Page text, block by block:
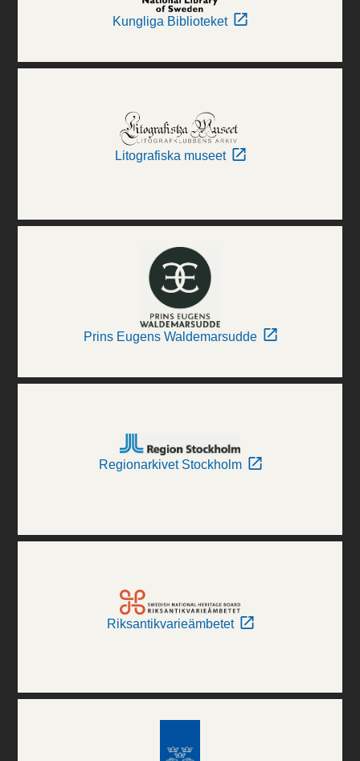
Kungliga Biblioteket
Litografiska museet
Prins Eugens Waldemarsudde
Regionarkivet Stockholm
Riksantikvarieämbetet